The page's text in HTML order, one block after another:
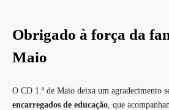
Obrigado à força da
Maio
O CD 1.º de Maio deixa um agradecimento
encarregados de educação , que